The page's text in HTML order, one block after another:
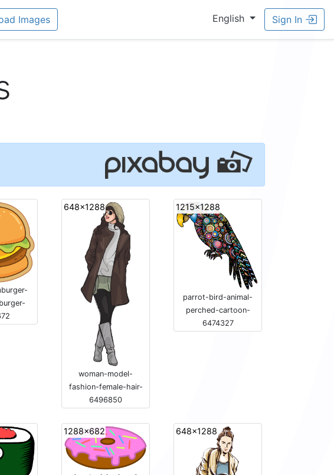
Images English Sign In
648x1288
woman-model-
fashion-female-hair-
6496850
1215x1288
parrot-bird-animal-
perched-cartoon-
6474327
1288x682 648x1288